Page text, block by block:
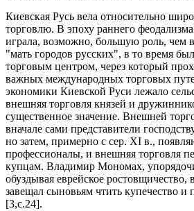
Киевская Русь вела относительно
торговлю. В эпоху раннего
играла, возможно, большую роль, чем
"мать городов русских", в то время
торговым центром, через который
важных международных торговых
экономики Киевской Руси лежало
внешняя торговля князей и
существенное значение. Внешней
вначале сами представители
но затем, примерно с сер. XI в.,
профессионалы, и внешняя торговля
купцам. Владимир Мономах,
обуздывая еврейское
завещал сыновьям чтить купечество и
[3,c.24].